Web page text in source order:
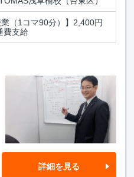
業（1コマ90分）】2,400円
費支給
詳細を見る